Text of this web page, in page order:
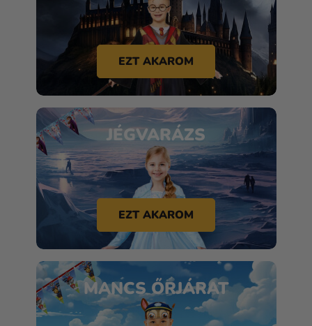
EZT AKAROM
JÉGVARÁZS
EZT AKAROM
MANCS ŐRJÁRAT